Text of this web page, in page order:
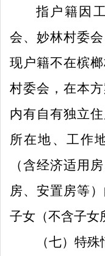
指 户籍因
会、 妙林村委会
现户籍不在槟
村委会 ， 在本
内有自有独立
所在地 、 工作
（含经济适用
房、 安置房等
子女（不含子女
（七）特